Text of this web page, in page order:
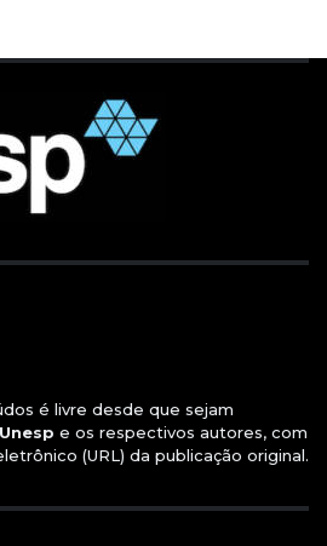
é livre desde que sejam
e os respectivos autores, com
(URL) da publicação original.